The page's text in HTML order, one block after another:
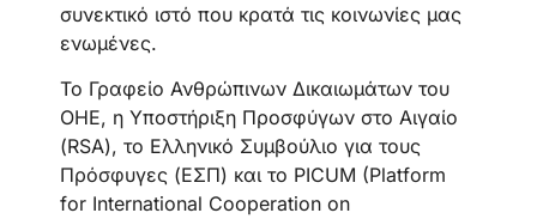
συνεκτικό ιστό που κρατά τις κοινωνίες μας
ενωμένες.
Το Γραφείο Ανθρώπινων Δικαιωμάτων του
ΟΗΕ, η Υποστήριξη Προσφύγων στο Αιγαίο
(RSA), το Ελληνικό Συμβούλιο για τους
Πρόσφυγες (ΕΣΠ) και το PICUM (Platform
for International Cooperation on